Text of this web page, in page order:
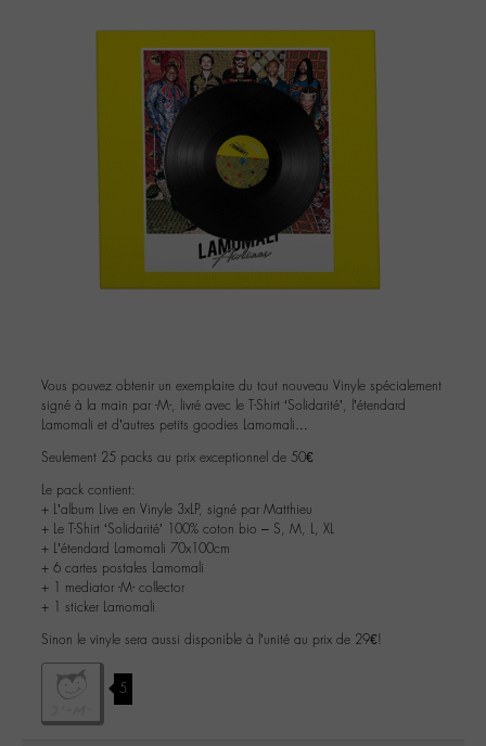
Vous pouvez obtenir un exemplaire du tout nouveau Vinyle spécialement
signé à la main par -M-, livré avec le T-Shirt ‘Solidarité’, l’étendard
Lamomali et d’autres petits goodies Lamomali…
Seulement 25 packs au prix exceptionnel de 50€
Le pack contient:
+ L’album Live en Vinyle 3xLP, signé par Matthieu
+ Le T-Shirt ‘Solidarité’ 100% coton bio – S, M, L, XL
+ L’étendard Lamomali 70x100cm
+ 6 cartes postales Lamomali
+ 1 mediator -M- collector
+ 1 sticker Lamomali
Sinon le vinyle sera aussi disponible à l’unité au prix de 29€!
5